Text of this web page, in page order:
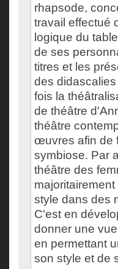
rhapsode,
travail effectué
logique du
de ses
titres et les
des
fois la
de théâtre
théâtre
œuvres afin de
symbiose. Par
théâtre des
style dans des
C'est en
donner une
en permettant
son style et de